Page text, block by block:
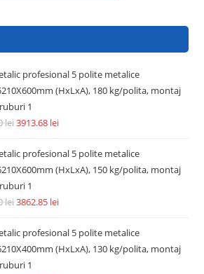
profesional 5 polite metalice
(HxLxA), 180 kg/polita, montaj
1
lei3913.68 lei
profesional 5 polite metalice
(HxLxA), 150 kg/polita, montaj
1
lei3862.85 lei
profesional 5 polite metalice
(HxLxA), 130 kg/polita, montaj
1